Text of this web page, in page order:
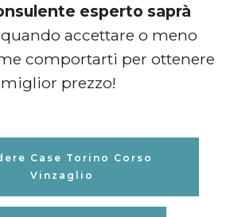
esperto saprà
quando accettare o meno
comportarti per ottenere
prezzo!
Case Torino Corso
Vinzaglio